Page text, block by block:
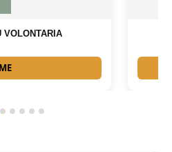
LIBERI DI FORINO
IL VOLUME